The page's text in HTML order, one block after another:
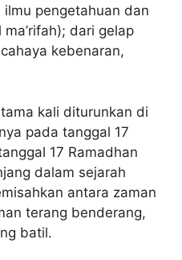
pengetahuan dan
ma’rifah); dari gelap
kebenaran,
kali diturunkan di
pada tanggal 17
17 Ramadhan
dalam sejarah
antara zaman
terang benderang,
batil.